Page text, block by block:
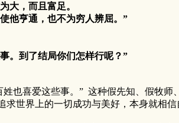
，而且富足。
亨通，也不为穷人辨屈。”
到了结局你们怎样行呢？”
爱这些事。” 这种假先知、假牧师
世界上的一切成功与美好，本身就相